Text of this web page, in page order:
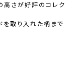
高さが好評のコレク
を取り入れた柄まで